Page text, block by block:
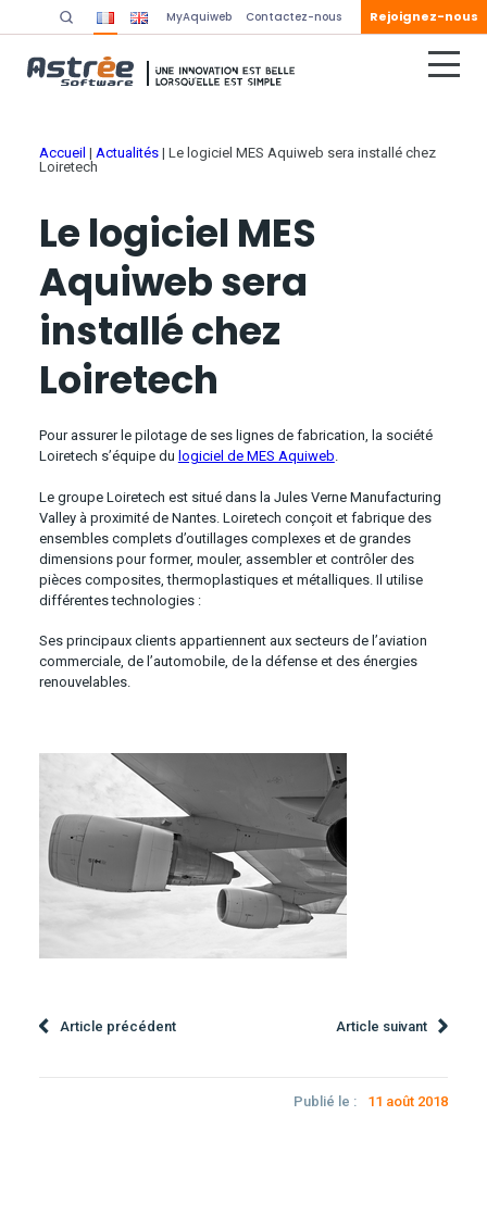
MyAquiweb Contactez-nous Rejoignez-nous
Accueil | Actualités| Le logiciel MES Aquiweb sera installé chez
Loiretech
Le logiciel MES
Aquiweb sera
installé chez
Loiretech
Pour assurer le pilotage de ses lignes de fabrication, la société
Loiretech s’équipe du logiciel de MES Aquiweb
Le groupe Loiretech est situé dans la Jules Verne Manufacturing
Valley à proximité de Nantes. Loiretech conçoit et fabrique des
ensembles complets d’outillages complexes et de grandes
dimensions pour former, mouler, assembler et contrôler des
pièces composites, thermoplastiques et métalliques. Il utilise
différentes technologies :
Ses principaux clients appartiennent aux secteurs de l’aviation
commerciale, de l’automobile, de la défense et des énergies
renouvelables.
Article précédent Article suivant
Publié le : 11 août 2018